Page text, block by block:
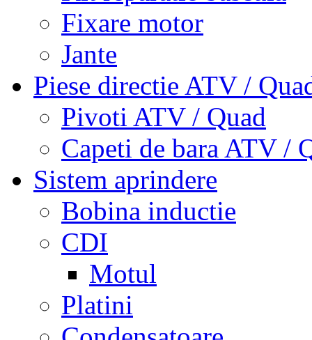
Fixare motor
Jante
Piese directie ATV /
Pivoti ATV / Quad
Capeti de bara ATV /
Sistem aprindere
Bobina inductie
CDI
Motul
Platini